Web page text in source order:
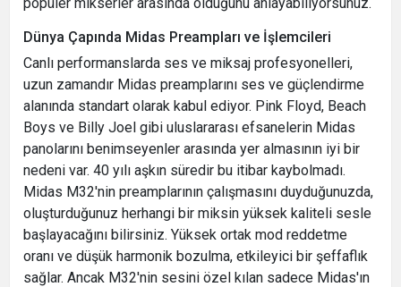
Dünya Çapında Midas Preampları ve İşlemcileri
Canlı performanslarda ses ve miksaj profesyonelleri,
uzun zamandır Midas preamplarını ses ve güçlendirme
alanında standart olarak kabul ediyor. Pink Floyd, Beach
Boys ve Billy Joel gibi uluslararası efsanelerin Midas
panolarını benimseyenler arasında yer almasının iyi bir
nedeni var. 40 yılı aşkın süredir bu itibar kaybolmadı.
Midas M32'nin preamplarının çalışmasını duyduğunuzda,
oluşturduğunuz herhangi bir miksin yüksek kaliteli sesle
başlayacağını bilirsiniz. Yüksek ortak mod reddetme
oranı ve düşük harmonik bozulma, etkileyici bir şeffaflık
sağlar. Ancak M32'nin sesini özel kılan sadece Midas'ın